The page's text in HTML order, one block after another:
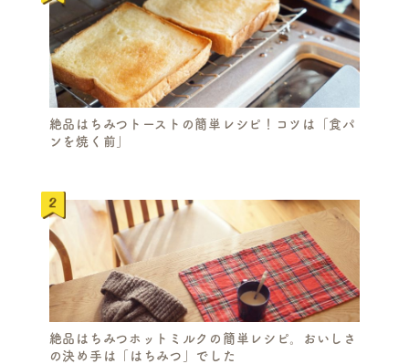
絶品はちみつトーストの簡単レシピ！コツは「食パ
ンを焼く前」
絶品はちみつホットミルクの簡単レシピ。おいしさ
の決め手は「はちみつ」でした